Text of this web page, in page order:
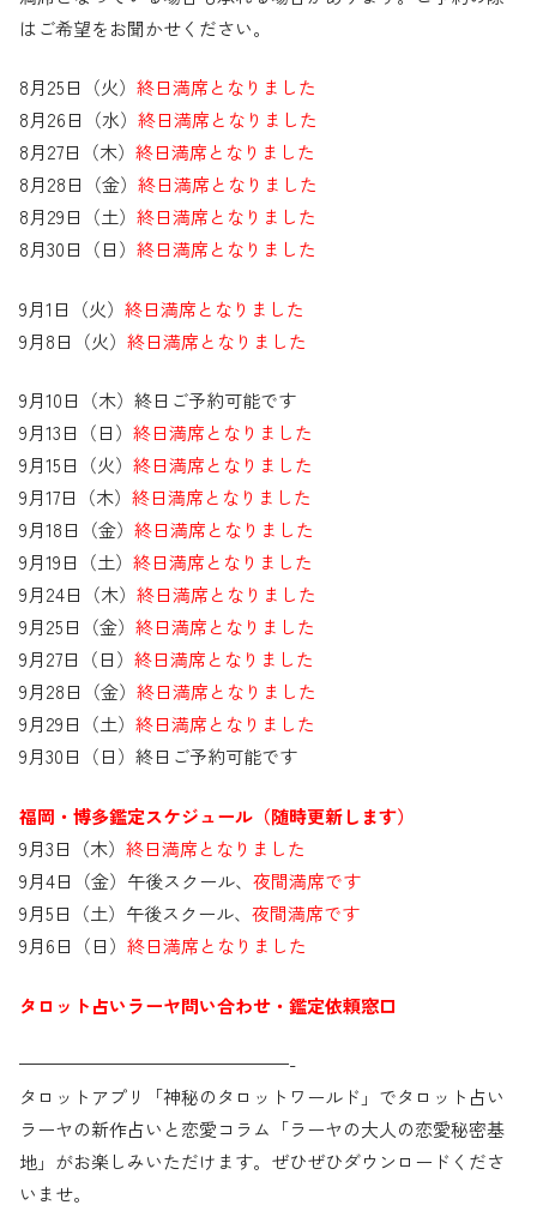
はご希望をお聞かせください。
8月25日（火） 終日満席となりました
8月26日（水） 終日満席となりました
8月27日（木） 終日満席となりました
8月28日（金） 終日満席となりました
8月29日（土） 終日満席となりました
8月30日（日） 終日満席となりました
9月1日（火） 終日満席となりました
9月8日（火） 終日満席となりました
9月10日（木）終日ご予約可能です
9月13日（日） 終日満席となりました
9月15日（火） 終日満席となりました
9月17日（木） 終日満席となりました
9月18日（金） 終日満席となりました
9月19日（土） 終日満席となりました
9月24日（木） 終日満席となりました
9月25日（金） 終日満席となりました
9月27日（日） 終日満席となりました
9月28日（金） 終日満席となりました
9月29日（土） 終日満席となりました
9月30日（日）終日ご予約可能です
福岡・博多鑑定スケジュール（随時更新します）
9月3日（木） 終日満席となりました
9月4日（金）午後スクール、 夜間満席です
9月5日（土）午後スクール、 夜間満席です
9月6日（日） 終日満席となりました
タロット占いラーヤ問い合わせ・鑑定依頼窓口
———————————————-
タロットアプリ「神秘のタロットワールド」でタロット占い
ラーヤの新作占いと恋愛コラム「ラーヤの大人の恋愛秘密基
地」がお楽しみいただけます。ぜひぜひダウンロードくださ
いませ。